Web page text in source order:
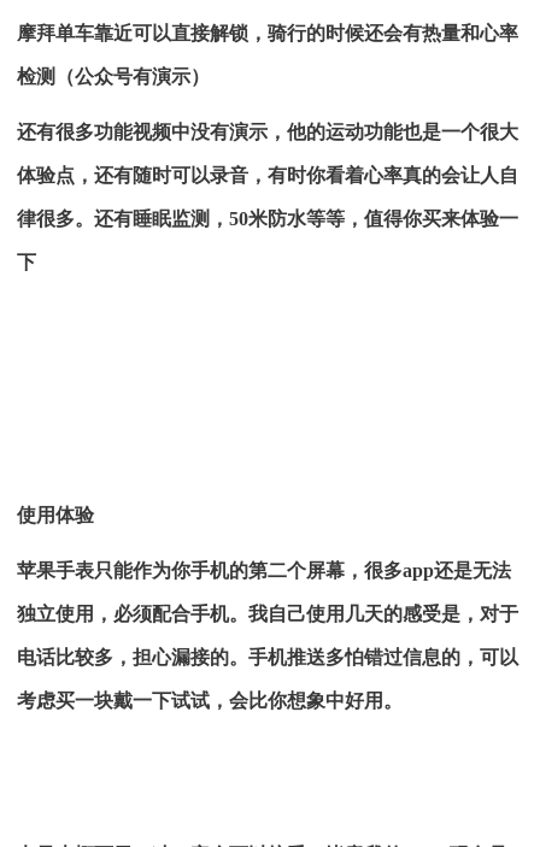
摩拜单车靠近可以直接解锁，骑行的时候还会有热量和心率
检测（公众号有演示）
还有很多功能视频中没有演示，他的运动功能也是一个很大
体验点，还有随时可以录音，有时你看着心率真的会让人自
律很多。还有睡眠监测，50米防水等等，值得你买来体验一
下
使用体验
苹果手表只能作为你手机的第二个屏幕，很多app还是无法
独立使用，必须配合手机。我自己使用几天的感受是，对于
电话比较多，担心漏接的。手机推送多怕错过信息的，可以
考虑买一块戴一下试试，会比你想象中好用。